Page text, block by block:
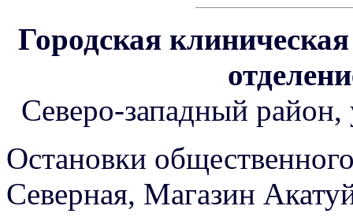
Городская
Северо-западный
Остановки
Северная, Магазин